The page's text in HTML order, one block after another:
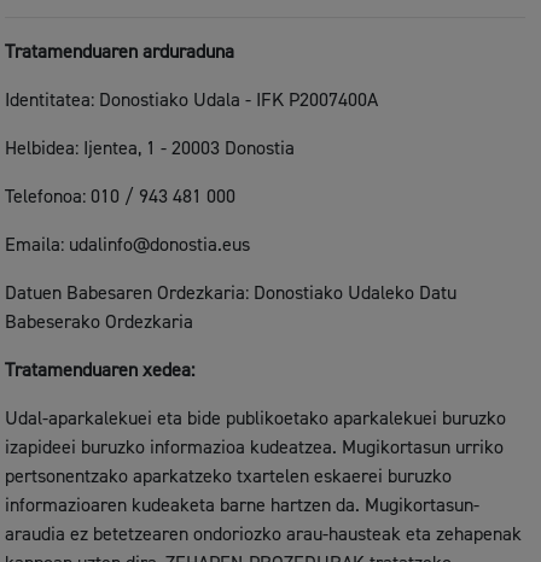
Tratamenduaren arduraduna
Identitatea: Donostiako Udala - IFK P2007400A
Helbidea: Ijentea, 1 - 20003 Donostia
Telefonoa: 010 / 943 481 000
Emaila: udalinfo@donostia.eus
Datuen Babesaren Ordezkaria: Donostiako Udaleko Datu
Babeserako Ordezkaria
Tratamenduaren xedea:
Udal-aparkalekuei eta bide publikoetako aparkalekuei buruzko
izapideei buruzko informazioa kudeatzea. Mugikortasun urriko
pertsonentzako aparkatzeko txartelen eskaerei buruzko
informazioaren kudeaketa barne hartzen da. Mugikortasun-
araudia ez betetzearen ondoriozko arau-hausteak eta zehapenak